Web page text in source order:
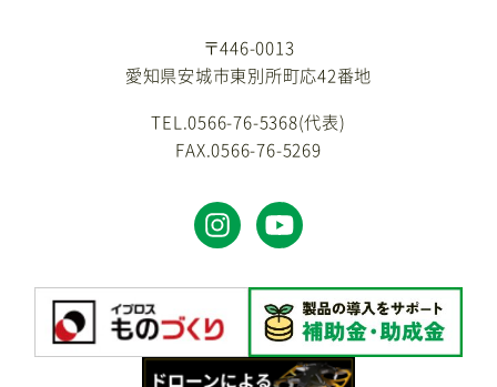
〒446-0013
愛知県安城市東別所町応42番地
TEL.0566-76-5368(代表)
FAX.0566-76-5269